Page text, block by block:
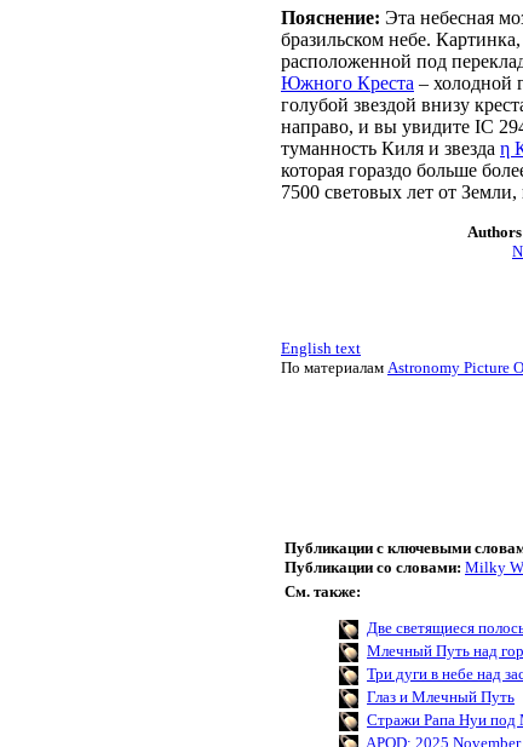
Пояснение: Эта небесная
бразильском небе.
расположенной под
Южного Креста – холодной
голубой звездой внизу
направо, и вы увидите IC
туманность Киля и звезда η
которая гораздо больше
7500 световых лет от Земли,
English text
По материалам Astronomy Picture
Публикации с ключевыми
Публикации со словами: Milky
См. также:
Две светящиеся
Млечный Путь над
Три дуги в небе над
Глаз и Млечный Путь
Стражи Рапа Нуи
APOD: 2025